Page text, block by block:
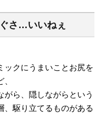
さ…いいねぇ
ックにうまいことお尻を
がら、隠しながらという
、駆り立てるものがある